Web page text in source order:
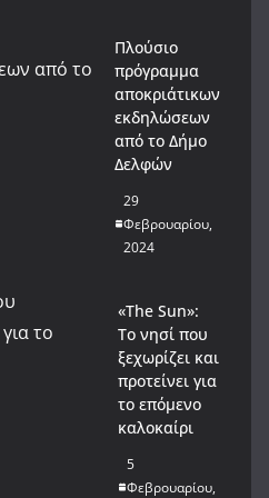
Πλούσιο
πρόγραμμα
αποκριάτικων
εκδηλώσεων
από το Δήμο
Δελφών
29
Φεβρουαρίου,
2024
«The Sun»:
Το νησί που
ξεχωρίζει και
προτείνει για
το επόμενο
καλοκαίρι
5
Φεβρουαρίου,